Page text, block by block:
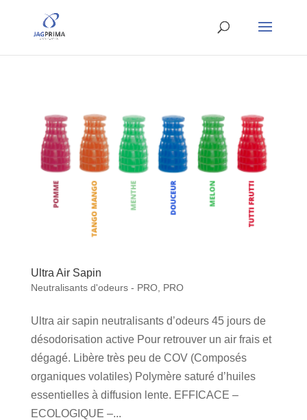
Ultra Air Sapin
Neutralisants d'odeurs - PRO, PRO
Ultra air sapin neutralisants d’odeurs 45 jours de
désodorisation active Pour retrouver un air frais et
dégagé. Libère très peu de COV (Composés
organiques volatiles) Polymère saturé d’huiles
essentielles à diffusion lente. EFFICACE –
ECOLOGIQUE –...